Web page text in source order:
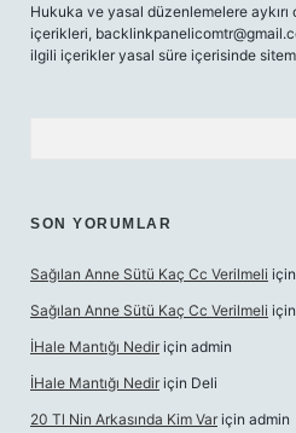
Hukuka ve yasal düzenlemelere
içerikleri,
ilgili içerikler yasal süre içerisinde
SON YORUMLAR
Sağılan Anne Sütü Kaç Cc Verilmeli için
Sağılan Anne Sütü Kaç Cc Verilmeli için
İHale Mantığı Nedir için admin
İHale Mantığı Nedir için Deli
20 Tl Nin Arkasında Kim Var için admin